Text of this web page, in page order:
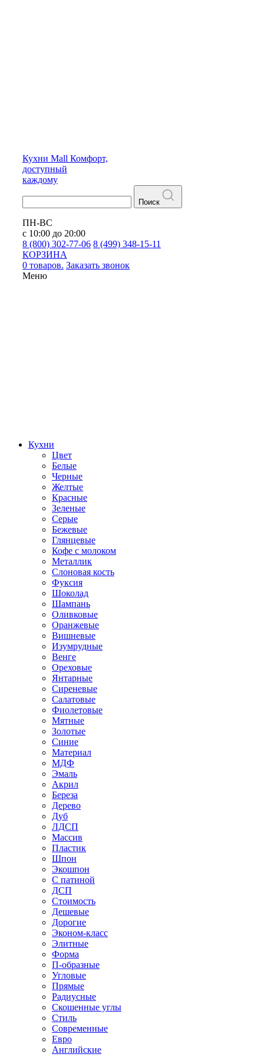
Кухни Mall Комфорт,
доступный
каждому
Поиск
ПН-ВС
с 10:00 до 20:00
8 (800) 302-77-06 8 (499) 348-15-11
КОРЗИНА
0 товаров. Заказать звонок
Меню
Кухни
Цвет
Белые
Черные
Желтые
Красные
Зеленые
Серые
Бежевые
Глянцевые
Кофе с молоком
Металлик
Слоновая кость
Фуксия
Шоколад
Шампань
Оливковые
Оранжевые
Вишневые
Изумрудные
Венге
Ореховые
Янтарные
Сиреневые
Салатовые
Фиолетовые
Мятные
Золотые
Синие
Материал
МДФ
Эмаль
Акрил
Береза
Дерево
Дуб
ЛДСП
Массив
Пластик
Шпон
Экошпон
С патиной
ДСП
Стоимость
Дешевые
Дорогие
Эконом-класс
Элитные
Форма
П-образные
Угловые
Прямые
Радиусные
Скошенные углы
Стиль
Современные
Евро
Английские